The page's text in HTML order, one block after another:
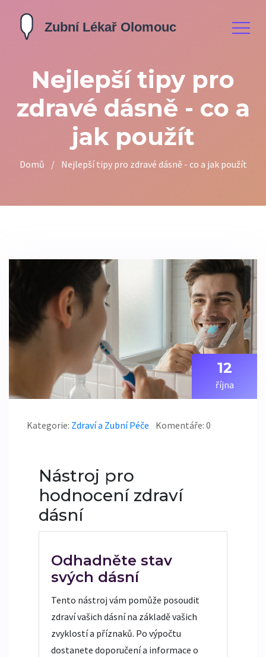
Nejlepší tipy pro
zdravé dásně - co a
jak použít
Domů / Nejlepší tipy pro zdravé dásně - co a jak použít
12
října
Kategorie: Zdraví a Zubní Péče Komentáře: 0
Nástroj pro
hodnocení zdraví
dásní
Odhadněte stav
svých dásní
Tento nástroj vám pomůže posoudit
zdraví vašich dásní na základě vašich
zvyklostí a příznaků. Po výpočtu
dostanete doporučení a informace o